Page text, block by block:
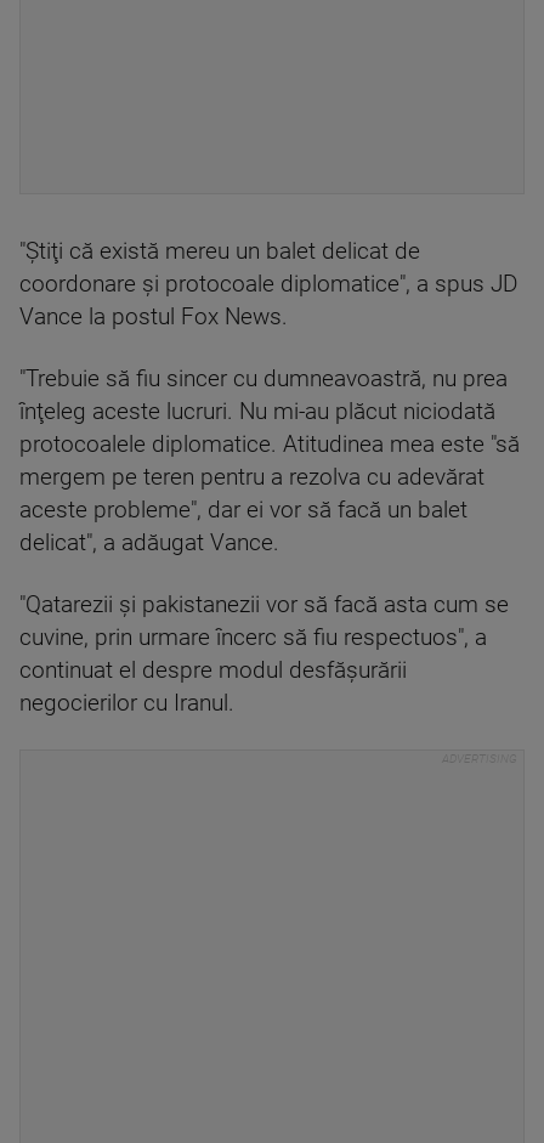
"Ştiţi că există mereu un balet delicat de
coordonare şi protocoale diplomatice", a spus JD
Vance la postul Fox News.
"Trebuie să fiu sincer cu dumneavoastră, nu prea
înţeleg aceste lucruri. Nu mi-au plăcut niciodată
protocoalele diplomatice. Atitudinea mea este "să
mergem pe teren pentru a rezolva cu adevărat
aceste probleme", dar ei vor să facă un balet
delicat", a adăugat Vance.
"Qatarezii şi pakistanezii vor să facă asta cum se
cuvine, prin urmare încerc să fiu respectuos", a
continuat el despre modul desfăşurării
negocierilor cu Iranul.